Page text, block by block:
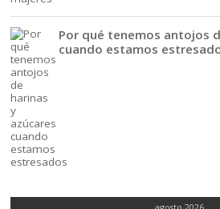
Por qué tenemos antojos
cuando estamos